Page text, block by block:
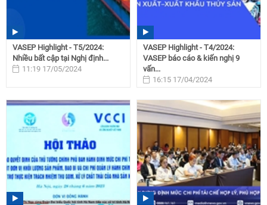
VASEP Highlight - T5/2024:
Nhiều bất cập tại Nghị định...
11:19 17/05/2024
VASEP Highlight - T4/2024:
VASEP báo cáo & kiến nghị 9
vấn...
16:15 17/04/2024